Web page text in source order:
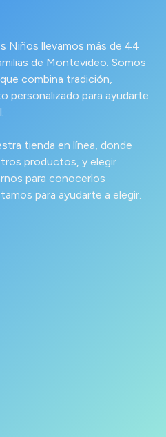
Niños llevamos más de 44
de Montevideo. Somos
combina tradición,
personalizado para ayudarte
tienda en línea, donde
productos, y elegir
para conocerlos
para ayudarte a elegir.